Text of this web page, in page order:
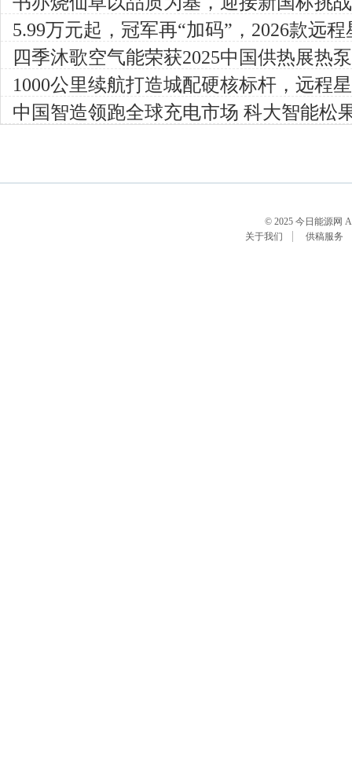
5.99万元起，冠军再“加码”，2026款远
四季沐歌空气能荣获2025中国供热展热
1000公里续航打造城配硬核标杆，远程
推荐产品”
中国智造领跑全球充电市场 科大智能松
© 2025 今日能源网
关于我们
供稿服务